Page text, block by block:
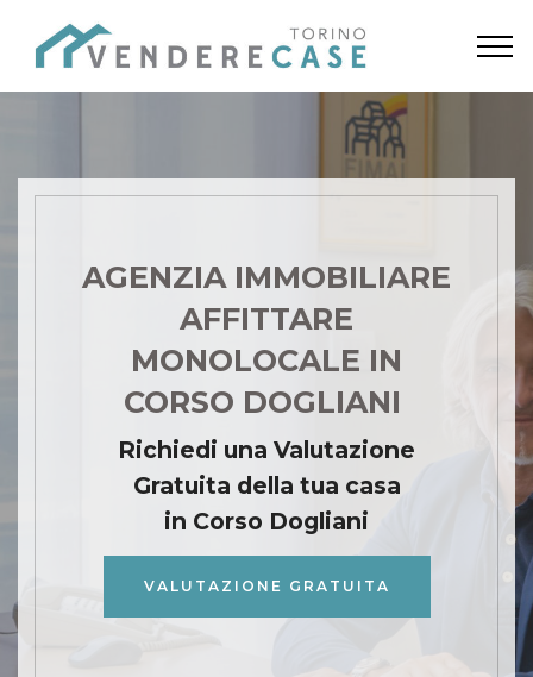
AGENZIA IMMOBILIARE
AFFITTARE
MONOLOCALE IN
CORSO DOGLIANI
Richiedi una Valutazione
Gratuita della tua casa
in Corso Dogliani
VALUTAZIONE GRATUITA